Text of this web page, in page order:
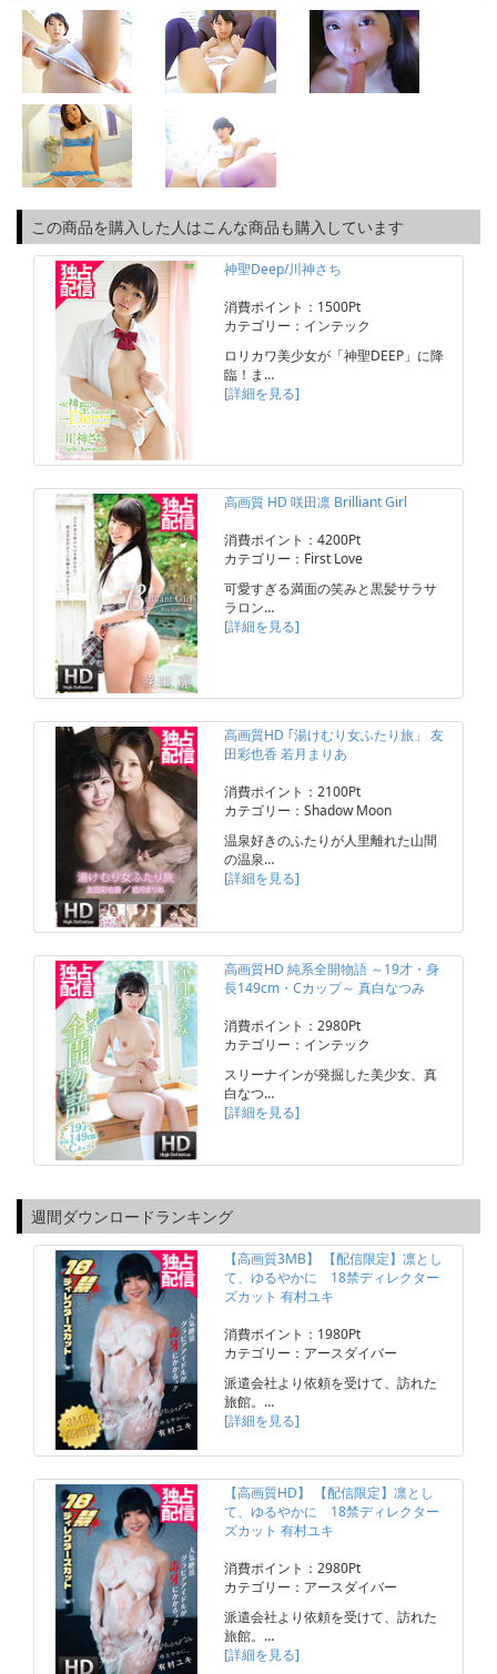
この商品を購入した人はこんな商品も購入しています
神聖Deep/川神さち
消費ポイント：1500Pt
カテゴリー：インテック
ロリカワ美少女が「神聖DEEP」に降
臨！ま…
[詳細を見る]
高画質 HD 咲田凛 Brilliant Girl
消費ポイント：4200Pt
カテゴリー：First Love
可愛すぎる満面の笑みと黒髪サラサ
ラロン…
[詳細を見る]
高画質HD ｢湯けむり女ふたり旅」 友
田彩也香 若月まりあ
消費ポイント：2100Pt
カテゴリー：Shadow Moon
温泉好きのふたりが人里離れた山間
の温泉…
[詳細を見る]
高画質HD 純系全開物語 ～19才・身
長149cm・Cカップ～ 真白なつみ
消費ポイント：2980Pt
カテゴリー：インテック
スリーナインが発掘した美少女、真
白なつ…
[詳細を見る]
週間ダウンロードランキング
【高画質3MB】 【配信限定】凛とし
て、ゆるやかに 18禁ディレクター
ズカット 有村ユキ
消費ポイント：1980Pt
カテゴリー：アースダイバー
派遣会社より依頼を受けて、訪れた
旅館。…
[詳細を見る]
【高画質HD】 【配信限定】凛とし
て、ゆるやかに 18禁ディレクター
ズカット 有村ユキ
消費ポイント：2980Pt
カテゴリー：アースダイバー
派遣会社より依頼を受けて、訪れた
旅館。…
[詳細を見る]